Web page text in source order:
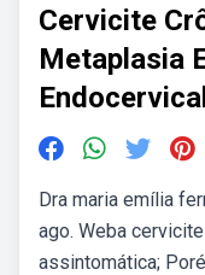
Cervicite
Metaplasia
Endocervical
Dra maria emília
ago. Weba
assintomática;